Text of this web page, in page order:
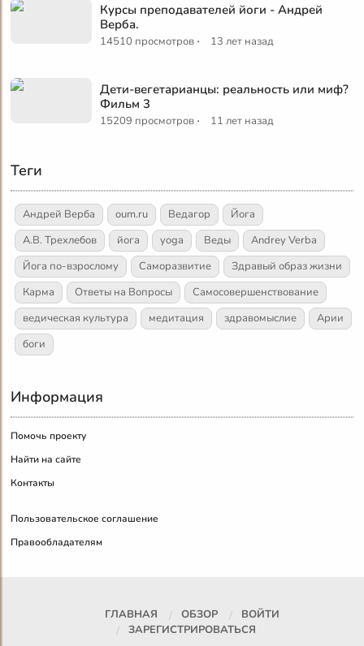
Курсы преподавателей йоги - Андрей
Верба.
14510 просмотров · 13 лет назад
Дети-вегетарианцы: реальность или миф?
Фильм 3
15209 просмотров · 11 лет назад
Теги
Андрей Верба oum.ru Ведагор
Йога
А.В. Трехлебов
йога yoga Веды
Andrey Verba
Йога по-взрослому
Саморазвитие
Здравый образ жизни
Карма
Ответы на Вопросы
Самосовершенствование
ведическая культура
медитация здравомыслие
Арии
боги
Информация
Помочь проекту
Найти на сайте
Контакты
Пользовательское соглашение
Правообладателям
ГЛАВНАЯ ОБЗОР
ВОЙТИ
ЗАРЕГИСТРИРОВАТЬСЯ